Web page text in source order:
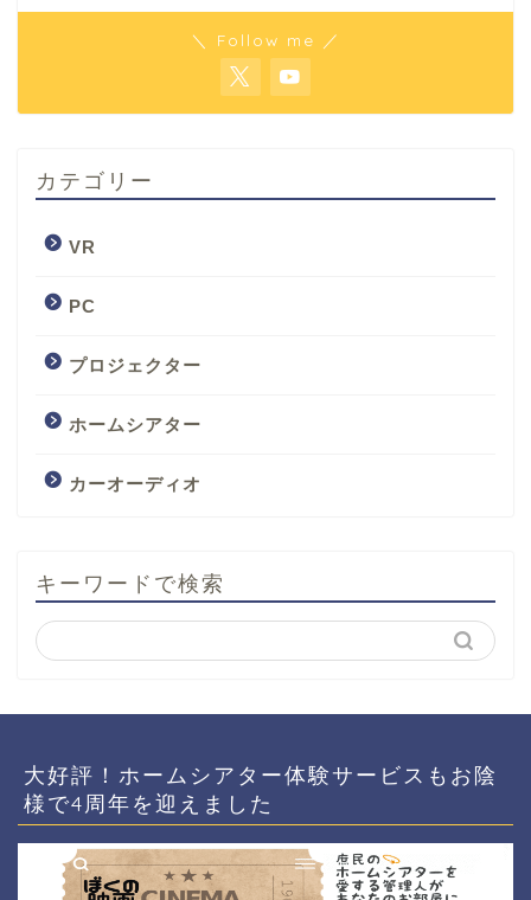
＼ Follow me ／
カテゴリー
VR
PC
プロジェクター
ホームシアター
カーオーディオ
キーワードで検索
大好評！ホームシアター体験サービスもお陰
様で4周年を迎えました